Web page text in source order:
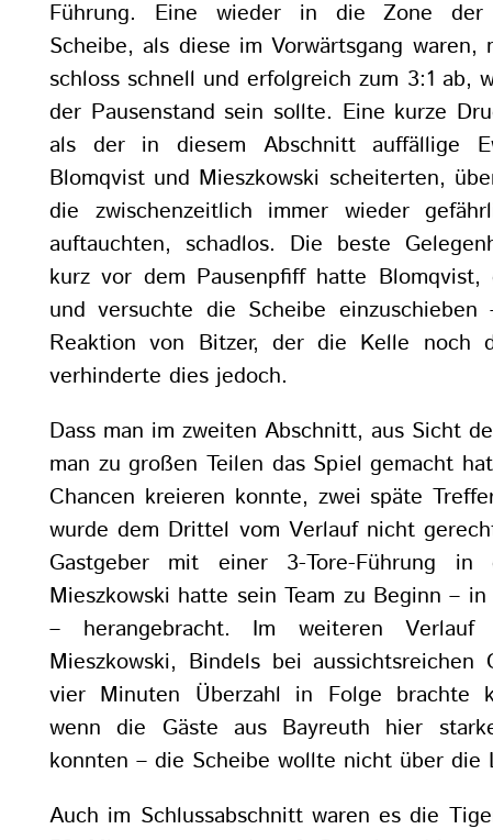
Führung. Eine wieder in die Zone der
Scheibe, als diese im Vorwärtsgang waren,
schloss schnell und erfolgreich zum 3:1 ab,
der Pausenstand sein sollte. Eine kurze
als der in diesem Abschnitt auffällige
Blomqvist und Mieszkowski scheiterten,
die zwischenzeitlich immer wieder
auftauchten, schadlos. Die beste
kurz vor dem Pausenpfiff hatte
und versuchte die Scheibe
Reaktion von Bitzer, der die Kelle noch
verhinderte dies jedoch.
Dass man im zweiten Abschnitt, aus Sicht
man zu großen Teilen das Spiel gemacht
Chancen kreieren konnte, zwei späte
wurde dem Drittel vom Verlauf nicht
Gastgeber mit einer 3-Tore-Führung in
Mieszkowski hatte sein Team zu Beginn –
– herangebracht. Im weiteren Verlauf
Mieszkowski, Bindels bei aussichtsreichen
vier Minuten Überzahl in Folge brachte
wenn die Gäste aus Bayreuth hier
konnten – die Scheibe wollte nicht über die
Auch im Schlussabschnitt waren es die